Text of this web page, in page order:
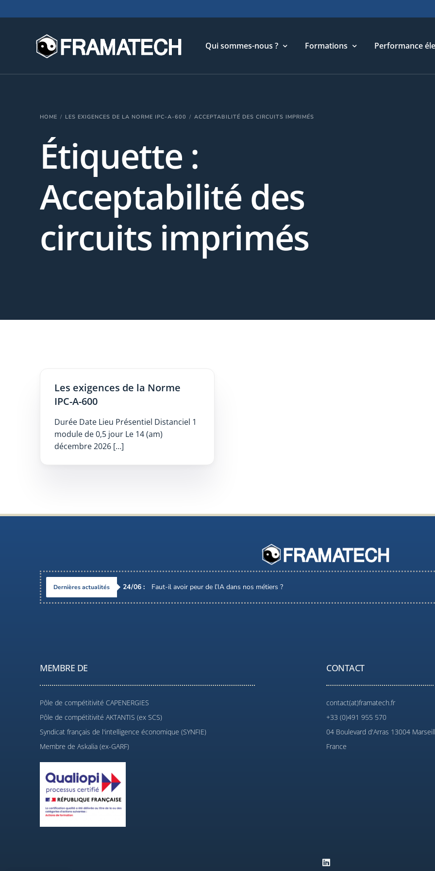
Qui sommes-nous ?
Notre métier
Formations
Cycle Relations Interculturelles
Performance
HOME LES EXIGENCES DE LA NORME IPC-A-600 ACCEPTABILITÉ DES CIRCUITS IMPRIMÉS
Étiquette :
Acceptabilité des
circuits imprimés
Les exigences de la Norme
IPC-A-600
Durée Date Lieu Présentiel Distanciel 1
module de 0,5 jour Le 14 (am)
décembre 2026 […]
Dernières actualités 24/06 : Faut-il avoir peur de l’IA dans nos métiers ?
MEMBRE DE
Pôle de compétitivité CAPENERGIES
Pôle de compétitivité AKTANTIS (ex SCS)
Syndicat français de l'intelligence économique (SYNFIE)
Membre de Askalia (ex-GARF)
CONTACT
contact(at)framatech.fr
+33 (0)491 955 570
04 Boulevard d'Arras 13004
France